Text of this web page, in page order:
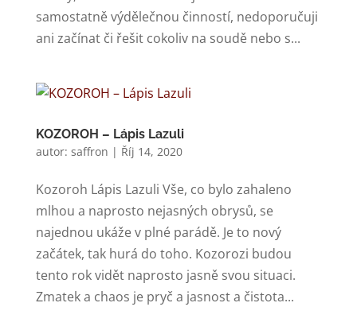
samostatně výdělečnou činností, nedoporučuji
ani začínat či řešit cokoliv na soudě nebo s...
KOZOROH – Lápis Lazuli
autor: saffron | Říj 14, 2020
Kozoroh Lápis Lazuli Vše, co bylo zahaleno
mlhou a naprosto nejasných obrysů, se
najednou ukáže v plné parádě. Je to nový
začátek, tak hurá do toho. Kozorozi budou
tento rok vidět naprosto jasně svou situaci.
Zmatek a chaos je pryč a jasnost a čistota...